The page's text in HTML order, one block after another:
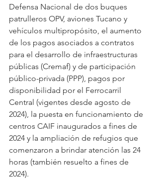
Defensa Nacional de dos buques
patrulleros OPV, aviones Tucano y
vehículos multipropósito, el aumento
de los pagos asociados a contratos
para el desarrollo de infraestructuras
públicas (Cremaf) y de participación
público-privada (PPP), pagos por
disponibilidad por el Ferrocarril
Central (vigentes desde agosto de
2024), la puesta en funcionamiento de
centros CAIF inaugurados a fines de
2024 y la ampliación de refugios que
comenzaron a brindar atención las 24
horas (también resuelto a fines de
2024).